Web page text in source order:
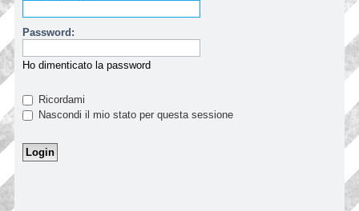
Password:
Ho dimenticato la password
Ricordami
Nascondi il mio stato per questa sessione